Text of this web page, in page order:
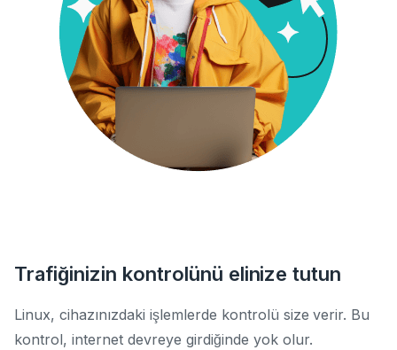
Trafiğinizin kontrolünü elinize tutun
Linux, cihazınızdaki işlemlerde kontrolü size verir. Bu
kontrol, internet devreye girdiğinde yok olur.